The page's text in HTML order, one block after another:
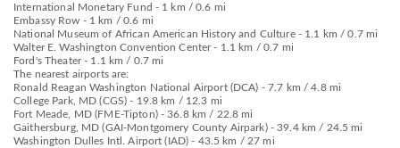
International Monetary Fund - 1 km / 0.6 mi
Embassy Row - 1 km / 0.6 mi
National Museum of African American History and Culture - 1.1 km / 0.7 mi
Walter E. Washington Convention Center - 1.1 km / 0.7 mi
Ford's Theater - 1.1 km / 0.7 mi
The nearest airports are:
Ronald Reagan Washington National Airport (DCA) - 7.7 km / 4.8 mi
College Park, MD (CGS) - 19.8 km / 12.3 mi
Fort Meade, MD (FME-Tipton) - 36.8 km / 22.8 mi
Gaithersburg, MD (GAI-Montgomery County Airpark) - 39.4 km / 24.5 mi
Washington Dulles Intl. Airport (IAD) - 43.5 km / 27 mi